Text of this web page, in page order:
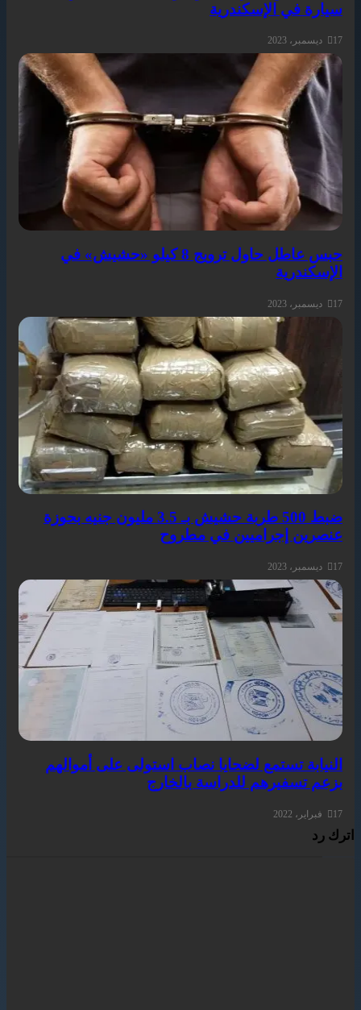
سيارة في الإسكندرية
17 ديسمبر، 2023
حبس عاطل حاول ترويج 8 كيلو «حشيش» في
الإسكندرية
17 ديسمبر، 2023
ضبط 500 طربة حشيش بـ 3.5 مليون جنيه بحوزة
عنصرين إجراميين في مطروح
17 ديسمبر، 2023
النيابة تستمع لضحايا نصاب استولى على أموالهم
بزعم تسفيرهم للدراسة بالخارج
17 فبراير، 2022
اترك رد